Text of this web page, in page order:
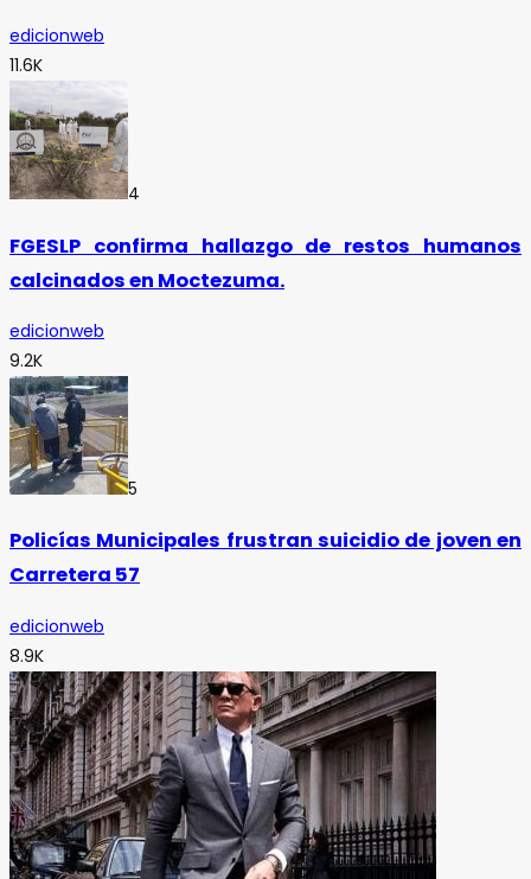
edicionweb
11.6K
4
FGESLP confirma hallazgo de restos humanos
calcinados en Moctezuma.
edicionweb
9.2K
5
Policías Municipales frustran suicidio de joven en
Carretera 57
edicionweb
8.9K